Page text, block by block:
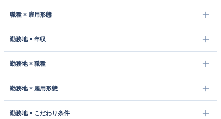
職種 × 雇用形態
勤務地 × 年収
勤務地 × 職種
勤務地 × 雇用形態
勤務地 × こだわり条件